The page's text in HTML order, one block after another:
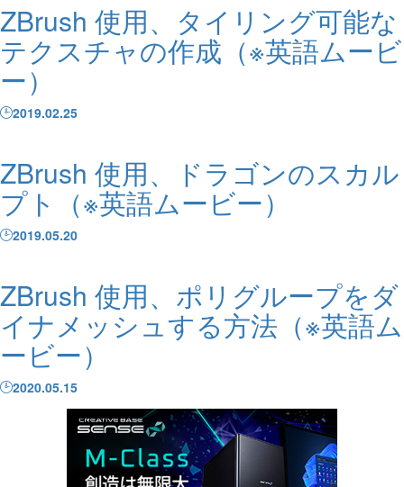
ZBrush 使用、タイリング可能な
テクスチャの作成（※英語ムービ
ー）
2019.02.25
ZBrush 使用、ドラゴンのスカル
プト（※英語ムービー）
2019.05.20
ZBrush 使用、ポリグループをダ
イナメッシュする方法（※英語ム
ービー）
2020.05.15